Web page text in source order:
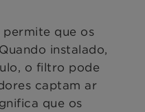
que os
instalado,
o filtro pode
captam ar
que os